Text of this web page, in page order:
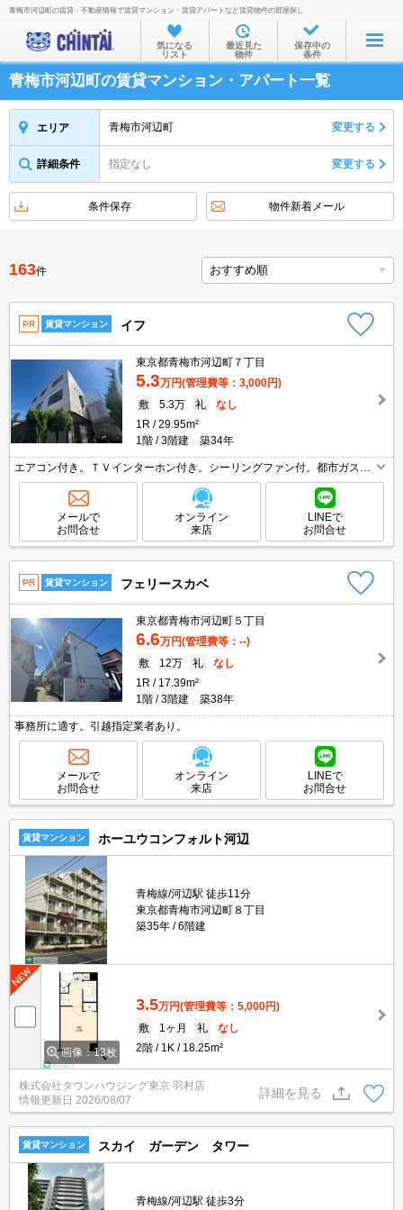
お部屋を探す
沿線・駅から
住所から
物件特集から
不動産会社から
TOP
青梅市河辺町の賃貸・不動産情報で賃貸マンション・賃貸アパートなど賃貸物件の部屋探し
気になる
リスト
最近見た
物件
保存中の
条件
青梅市河辺町の賃貸マンション・アパート一覧
エリア 青梅市河辺町 変更する
詳細条件 指定なし 変更する
条件保存 物件新着メール
163件
PR 賃貸マンション イフ
東京都青梅市河辺町７丁目
5.3万円(管理費等：3,000円)
敷
5.3万 礼
なし
1R
29.95m²
1階
3階建 築34年
エアコン付き。ＴＶインターホン付き。シーリングファン付。都市ガス使
用。洗濯機付き。
メールで
お問合せ
オンライン
来店
LINEで
お問合せ
PR 賃貸マンション フェリースカベ
東京都青梅市河辺町５丁目
6.6万円(管理費等：--)
敷
12万 礼
なし
1R
17.39m²
1階
3階建 築38年
事務所に適す。引越指定業者あり。
メールで
お問合せ
オンライン
来店
LINEで
お問合せ
賃貸マンション ホーユウコンフォルト河辺
青梅線/河辺駅 徒歩11分
東京都青梅市河辺町８丁目
築35年
6階建
画像：13枚
3.5万円(管理費等：5,000円)
敷
1ヶ月 礼
なし
2階
1K 18.25m²
株式会社タウンハウジング東京 羽村店
情報更新日 2026/08/07
詳細を見る
賃貸マンション スカイ ガーデン タワー
青梅線/河辺駅 徒歩3分